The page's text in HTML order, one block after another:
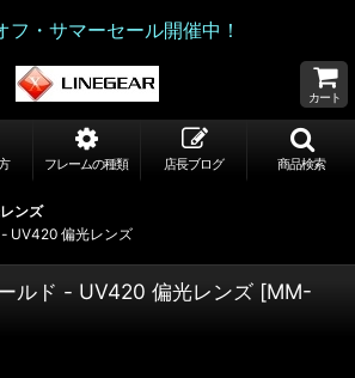
・サマーセール開催中！
カート
フレームの種類 店長ブログ 商品検索
ンズ
UV420 偏光レンズ
ルド - UV420 偏光レンズ [MM-